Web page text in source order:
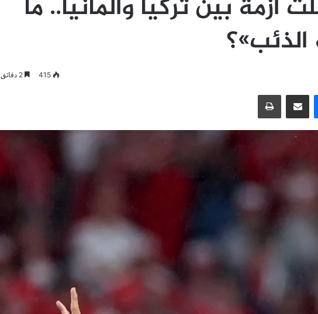
أزمة بين تركيا وألمانيا.. ما
415
ماسنجر مشاركة عبر البريد طباعة